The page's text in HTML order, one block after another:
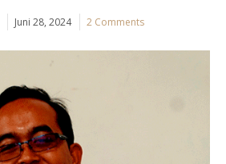
Juni 28, 2024 2 Comments